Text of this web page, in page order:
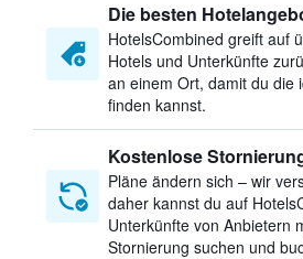
Die besten
HotelsCombined greift auf
Hotels und Unterkünfte
an einem Ort, damit du die
finden kannst.
Kostenlose
Pläne ändern sich – wir
daher kannst du auf
Unterkünfte von Anbietern
Stornierung suchen und